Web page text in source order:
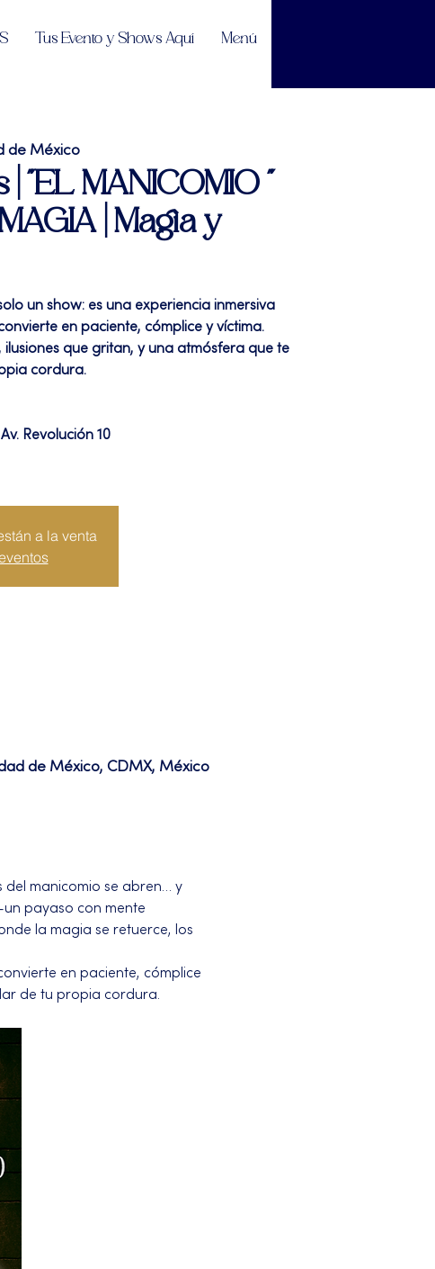
Tus Evento y Shows Aquí Menú
de México
"EL MANICOMIO "
| Magia y
un show: es una experiencia inmersiva
en paciente, cómplice y víctima.
que gritan, y una atmósfera que te
cordura.
Revolución 10
a la venta
de México, CDMX, México
manicomio se abren… y
payaso con mente
la magia se retuerce, los
en paciente, cómplice
de tu propia cordura.